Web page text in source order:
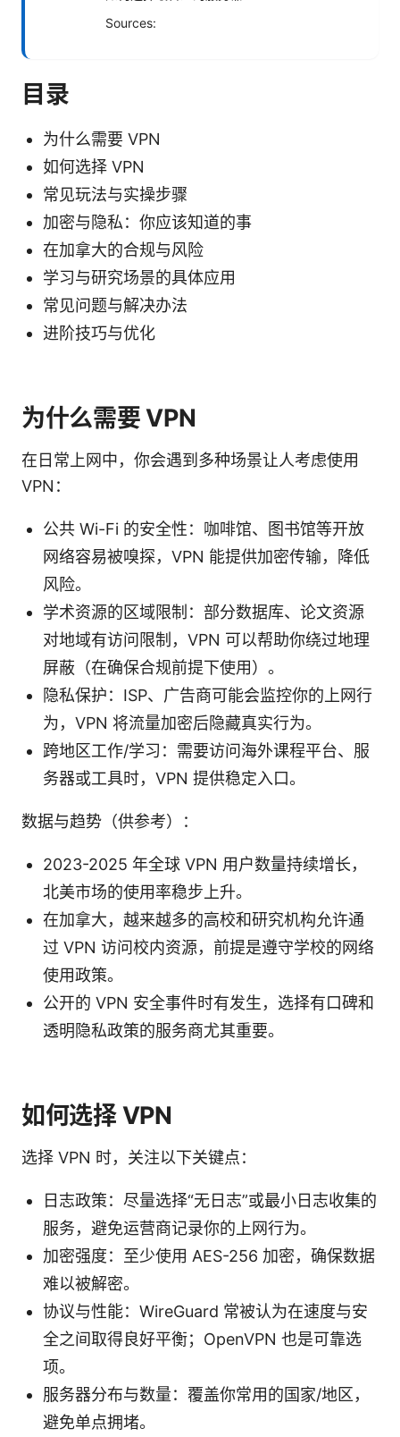
Sources:
目录
为什么需要 VPN
如何选择 VPN
常见玩法与实操步骤
加密与隐私：你应该知道的事
在加拿大的合规与风险
学习与研究场景的具体应用
常见问题与解决办法
进阶技巧与优化
为什么需要 VPN
在日常上网中，你会遇到多种场景让人考虑使用
VPN：
公共 Wi-Fi 的安全性：咖啡馆、图书馆等开放
网络容易被嗅探，VPN 能提供加密传输，降低
风险。
学术资源的区域限制：部分数据库、论文资源
对地域有访问限制，VPN 可以帮助你绕过地理
屏蔽（在确保合规前提下使用）。
隐私保护：ISP、广告商可能会监控你的上网行
为，VPN 将流量加密后隐藏真实行为。
跨地区工作/学习：需要访问海外课程平台、服
务器或工具时，VPN 提供稳定入口。
数据与趋势（供参考）：
2023-2025 年全球 VPN 用户数量持续增长，
北美市场的使用率稳步上升。
在加拿大，越来越多的高校和研究机构允许通
过 VPN 访问校内资源，前提是遵守学校的网络
使用政策。
公开的 VPN 安全事件时有发生，选择有口碑和
透明隐私政策的服务商尤其重要。
如何选择 VPN
选择 VPN 时，关注以下关键点：
日志政策：尽量选择“无日志”或最小日志收集的
服务，避免运营商记录你的上网行为。
加密强度：至少使用 AES-256 加密，确保数据
难以被解密。
协议与性能：WireGuard 常被认为在速度与安
全之间取得良好平衡；OpenVPN 也是可靠选
项。
服务器分布与数量：覆盖你常用的国家/地区，
避免单点拥堵。